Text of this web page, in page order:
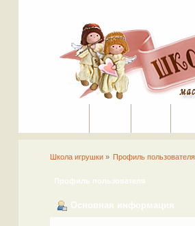
Школа игрушки » Профиль
Профиль пользователя
Основная информация